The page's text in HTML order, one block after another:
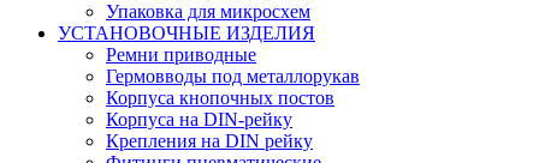
Упаковка для микросхем
УСТАНОВОЧНЫЕ ИЗДЕЛИЯ
Ремни приводные
Гермовводы под металлорукав
Корпуса кнопочных постов
Корпуса на DIN-рейку
Крепления на DIN рейку